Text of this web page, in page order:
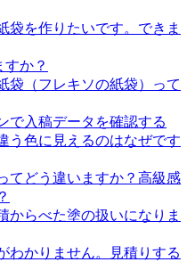
袋を作りたいです。できま
か？
袋（フレキソの紙袋）って
で入稿データを確認する
う色に見えるのはなぜです
てどう違いますか？高級感
からべた塗の扱いになりま
わかりません。見積りする